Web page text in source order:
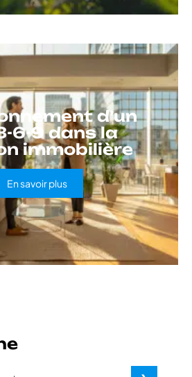
d’un
6-9 dans la
immobilière
En savoir plus